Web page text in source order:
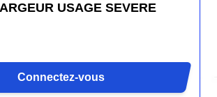
USAGE SEVERE
Connectez-vous